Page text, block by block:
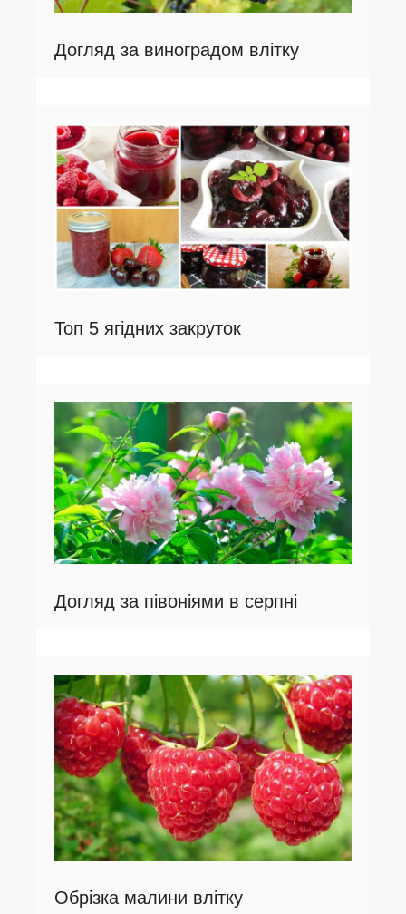
Догляд за виноградом влітку
Топ 5 ягідних закруток
Догляд за півоніями в серпні
Обрізка малини влітку